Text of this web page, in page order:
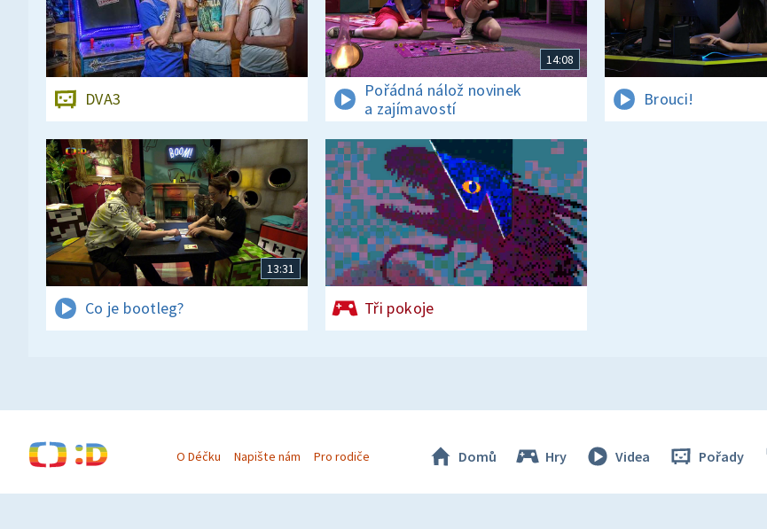
DVA3
14:08
Pořádná nálož novinek
a zajímavostí
Brouci!
13:31
Co je bootleg? Tři pokoje
O Déčku Napište nám Pro rodiče Domů Hry Videa Pořady